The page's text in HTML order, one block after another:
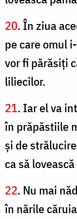
20. În ziua
pe care omul
vor fi părăsiţi
liliecilor.
21. Iar el va
în prăpăstiile
şi de
ca să
22. Nu mai
în nările